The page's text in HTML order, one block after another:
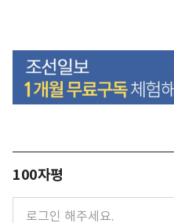
100자평